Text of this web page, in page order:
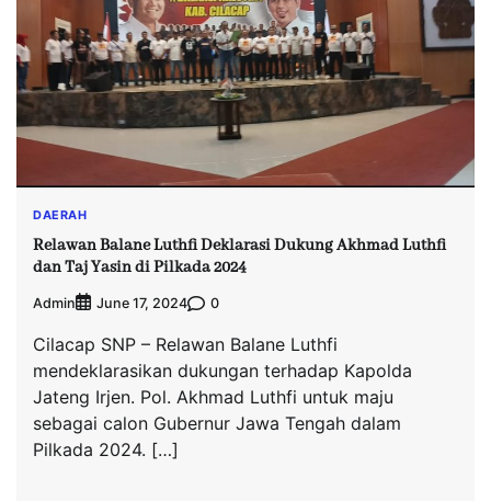
DAERAH
Relawan Balane Luthfi Deklarasi Dukung Akhmad Luthfi
dan Taj Yasin di Pilkada 2024
Admin June 17, 2024 0
Cilacap SNP – Relawan Balane Luthfi
mendeklarasikan dukungan terhadap Kapolda
Jateng Irjen. Pol. Akhmad Luthfi untuk maju
sebagai calon Gubernur Jawa Tengah dalam
Pilkada 2024. […]